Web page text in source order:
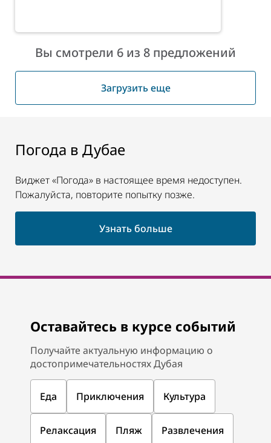
Вы смотрели 6 из 8 предложений
Загрузить еще
Погода в Дубае
Виджет «Погода» в настоящее время недоступен.
Пожалуйста, повторите попытку позже.
Узнать больше
Оставайтесь в курсе событий
Получайте актуальную информацию о
достопримечательностях Дубая
Еда Приключения Культура
Релаксация Пляж Развлечения